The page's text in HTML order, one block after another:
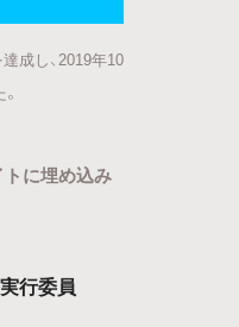
成し、2019年10
に埋め込み
行委員